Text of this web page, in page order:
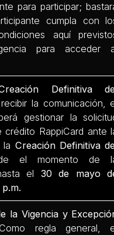
para participar;
cumpla con
aquí
para acceder
Definitiva
la comunicación,
gestionar la
RappiCard ante
la Creación Definitiva
el momento de
el 30 de mayo
la Vigencia y
regla general,